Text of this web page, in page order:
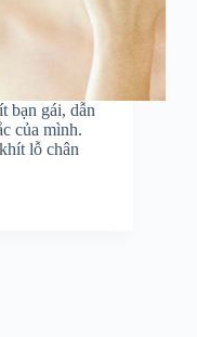
bạn gái, dẫn
của mình.
lỗ chân